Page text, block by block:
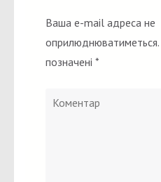
Ваша e-mail адреса не
оприлюднюватиметься.
позначені *
Коментар